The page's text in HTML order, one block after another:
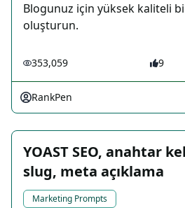
Blogunuz için yüksek kaliteli
oluşturun.
353,059 9
RankPen
YOAST SEO, anahtar
slug, meta açıklama
Marketing Prompts